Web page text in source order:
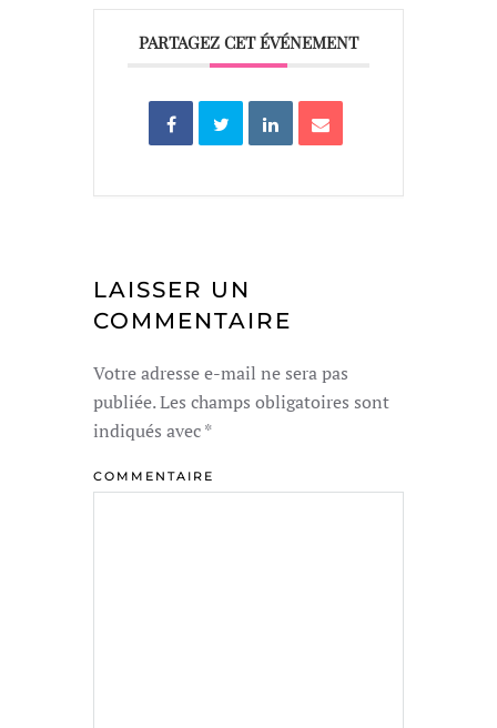
PARTAGEZ CET ÉVÉNEMENT
LAISSER UN
COMMENTAIRE
Votre adresse e-mail ne sera pas
publiée. Les champs obligatoires sont
indiqués avec*
COMMENTAIRE